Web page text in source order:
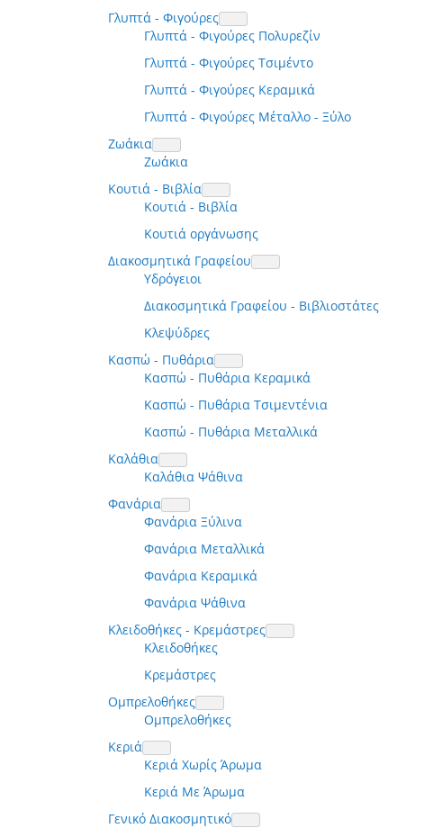
Γλυπτά - Φιγούρες
Γλυπτά - Φιγούρες Πολυρεζίν
Γλυπτά - Φιγούρες Τσιμέντο
Γλυπτά - Φιγούρες Κεραμικά
Γλυπτά - Φιγούρες Μέταλλο - Ξύλο
Ζωάκια
Ζωάκια
Κουτιά - Βιβλία
Κουτιά - Βιβλία
Κουτιά οργάνωσης
Διακοσμητικά Γραφείου
Υδρόγειοι
Διακοσμητικά Γραφείου - Βιβλιοστάτες
Κλεψύδρες
Κασπώ - Πυθάρια
Κασπώ - Πυθάρια Κεραμικά
Κασπώ - Πυθάρια Τσιμεντένια
Κασπώ - Πυθάρια Μεταλλικά
Καλάθια
Καλάθια Ψάθινα
Φανάρια
Φανάρια Ξύλινα
Φανάρια Μεταλλικά
Φανάρια Κεραμικά
Φανάρια Ψάθινα
Κλειδοθήκες - Κρεμάστρες
Κλειδοθήκες
Κρεμάστρες
Ομπρελοθήκες
Ομπρελοθήκες
Κεριά
Κεριά Χωρίς Άρωμα
Κεριά Με Άρωμα
Γενικό Διακοσμητικό